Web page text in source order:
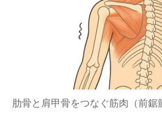
肋骨と肩甲骨をつなぐ筋肉（前鋸